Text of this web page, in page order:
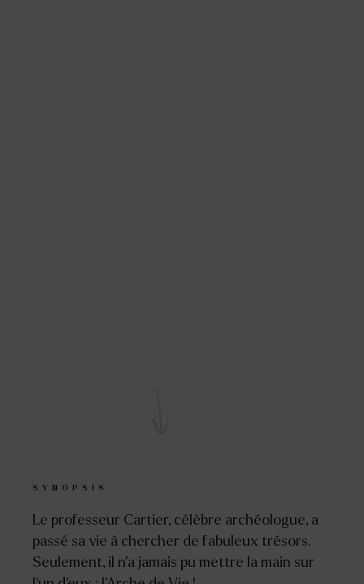
SYNOPSIS
Le professeur Cartier, célèbre archéologue, a
passé sa vie à chercher de fabuleux trésors.
Seulement, il n’a jamais pu mettre la main sur